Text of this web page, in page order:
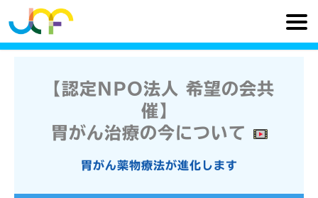
【認定NPO法人 希望の会共
催】
胃がん治療の今について
胃がん薬物療法が進化します